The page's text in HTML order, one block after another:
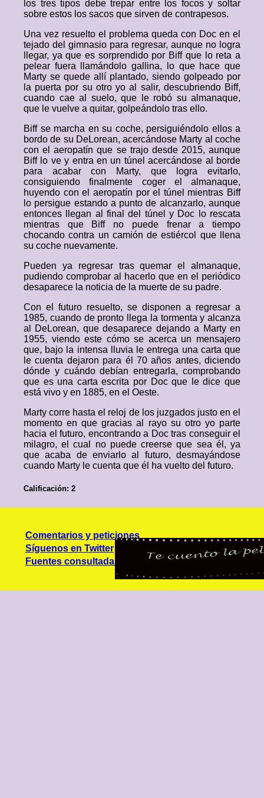
los tres tipos debe trepar entre los focos y soltar
sobre estos los sacos que sirven de contrapesos.
Una vez resuelto el problema queda con Doc en el
tejado del gimnasio para regresar, aunque no logra
llegar, ya que es sorprendido por Biff que lo reta a
pelear fuera llamándolo gallina, lo que hace que
Marty se quede allí plantado, siendo golpeado por
la puerta por su otro yo al salir, descubriendo Biff,
cuando cae al suelo, que le robó su almanaque,
que le vuelve a quitar, golpeándolo tras ello.
Biff se marcha en su coche, persiguiéndolo ellos a
bordo de su DeLorean, acercándose Marty al coche
con el aeropatín que se trajo desde 2015, aunque
Biff lo ve y entra en un túnel acercándose al borde
para acabar con Marty, que logra evitarlo,
consiguiendo finalmente coger el almanaque,
huyendo con el aeropatín por el túnel mientras Biff
lo persigue estando a punto de alcanzarlo, aunque
entonces llegan al final del túnel y Doc lo rescata
mientras que Biff no puede frenar a tiempo
chocando contra un camión de estiércol que llena
su coche nuevamente.
Pueden ya regresar tras quemar el almanaque,
pudiendo comprobar al hacerlo que en el periódico
desaparece la noticia de la muerte de su padre.
Con el futuro resuelto, se disponen a regresar a
1985, cuando de pronto llega la tormenta y alcanza
al DeLorean, que desaparece dejando a Marty en
1955, viendo este cómo se acerca un mensajero
que, bajo la intensa lluvia le entrega una carta que
le cuenta dejaron para él 70 años antes, diciendo
dónde y cuándo debían entregarla, comprobando
que es una carta escrita por Doc que le dice que
está vivo y en 1885, en el Oeste.
Marty corre hasta el reloj de los juzgados justo en el
momento en que gracias al rayo su otro yo parte
hacia el futuro, encontrando a Doc tras conseguir el
milagro, el cual no puede creerse que sea él, ya
que acaba de enviarlo al futuro, desmayándose
cuando Marty le cuenta que él ha vuelto del futuro.
Calificación: 2
Comentarios y peticiones
Síguenos en Twitter
Fuentes consultadas